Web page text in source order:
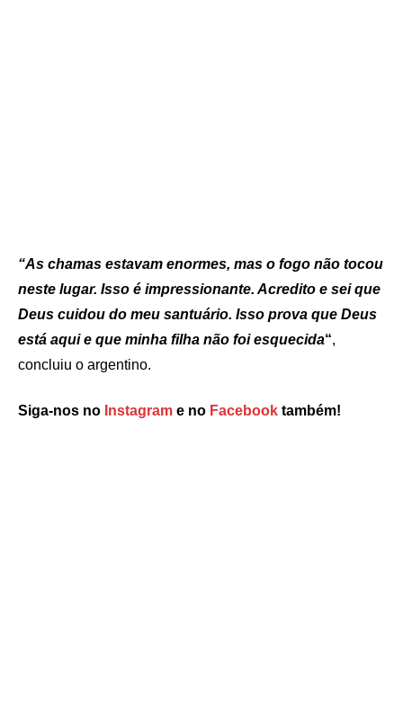
“As chamas estavam enormes, mas o fogo não tocou
neste lugar. Isso é impressionante. Acredito e sei que
Deus cuidou do meu santuário. Isso prova que Deus
está aqui e que minha filha não foi esquecida“,
concluiu o argentino.
Siga-nos no Instagram e no Facebook também!